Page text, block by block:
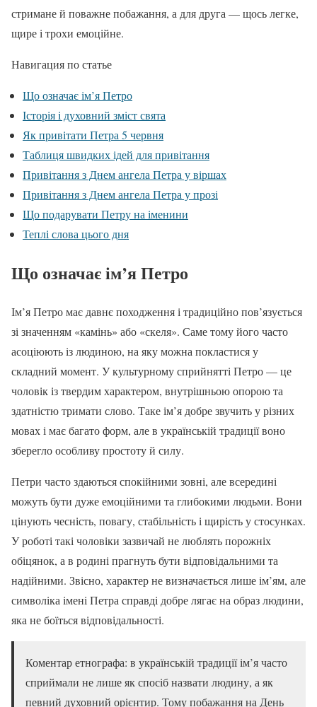
стримане й поважне побажання, а для друга — щось легке,
щире і трохи емоційне.
Навигация по статье
Що означає ім’я Петро
Історія і духовний зміст свята
Як привітати Петра 5 червня
Таблиця швидких ідей для привітання
Привітання з Днем ангела Петра у віршах
Привітання з Днем ангела Петра у прозі
Що подарувати Петру на іменини
Теплі слова цього дня
Що означає ім’я Петро
Ім’я Петро має давнє походження і традиційно пов’язується
зі значенням «камінь» або «скеля». Саме тому його часто
асоціюють із людиною, на яку можна покластися у
складний момент. У культурному сприйнятті Петро — це
чоловік із твердим характером, внутрішньою опорою та
здатністю тримати слово. Таке ім’я добре звучить у різних
мовах і має багато форм, але в українській традиції воно
зберегло особливу простоту й силу.
Петри часто здаються спокійними зовні, але всередині
можуть бути дуже емоційними та глибокими людьми. Вони
цінують чесність, повагу, стабільність і щирість у стосунках.
У роботі такі чоловіки зазвичай не люблять порожніх
обіцянок, а в родині прагнуть бути відповідальними та
надійними. Звісно, характер не визначається лише ім’ям, але
символіка імені Петра справді добре лягає на образ людини,
яка не боїться відповідальності.
Коментар етнографа: в українській традиції ім’я часто
сприймали не лише як спосіб назвати людину, а як
певний духовний орієнтир. Тому побажання на День